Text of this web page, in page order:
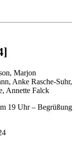
Marjon
Anke Rasche-Suhr,
Annette Falck
19 Uhr – Begrüßung